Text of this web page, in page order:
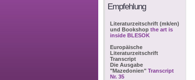
Empfehlung
Literaturzeitschrift (mk/en)
und Bookshop the art is
inside BLESOK
Europäische
Literaturzeitschrift
Transcript
Die Ausgabe
"Mazedonien" Transcript
Nr. 35